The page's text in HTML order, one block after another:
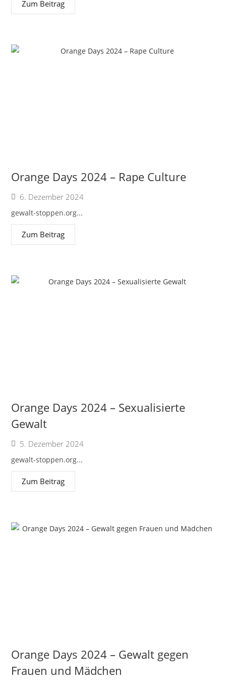
Zum Beitrag
Orange Days 2024 – Rape Culture
6. Dezember 2024
gewalt-stoppen.org...
Zum Beitrag
Orange Days 2024 – Sexualisierte
Gewalt
5. Dezember 2024
gewalt-stoppen.org...
Zum Beitrag
Orange Days 2024 – Gewalt gegen
Frauen und Mädchen